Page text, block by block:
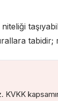
tabidir;